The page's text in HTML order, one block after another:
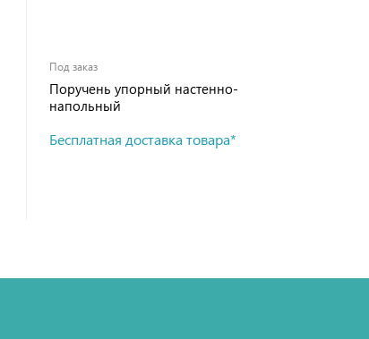
Под заказ
Поручень упорный настенно-
напольный
Бесплатная доставка товара*